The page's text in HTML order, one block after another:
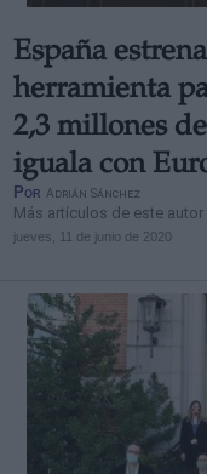
España
herramienta
2,3 millones
iguala con
Por Adrián Sánchez
Más artículos de este autor
jueves, 11 de junio de 2020